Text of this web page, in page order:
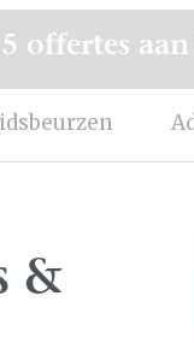
5 offertes
&